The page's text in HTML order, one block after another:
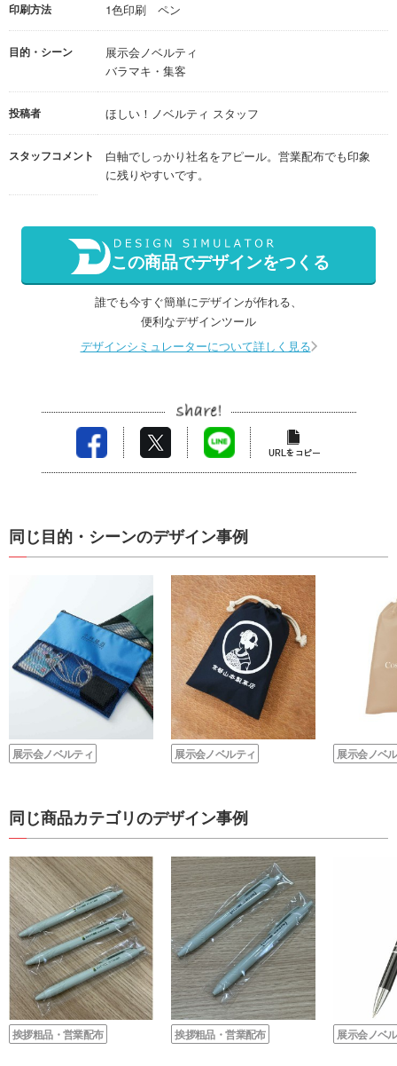
印刷方法 1色印刷 ペン
目的・シーン
展示会ノベルティ
バラマキ・集客
投稿者 ほしい！ノベルティ スタッフ
スタッフコメント
白軸でしっかり社名をアピール。営業配布でも印象
に残りやすいです。
この商品でデザインをつくる
誰でも今すぐ簡単にデザインが作れる、
便利なデザインツール
デザインシミュレーターについて詳しく見る
同じ目的・シーンのデザイン事例
展示会ノベルティ 展示会ノベルティ 展示会ノベ
同じ商品カテゴリのデザイン事例
挨拶粗品・営業配布 挨拶粗品・営業配布 展示会ノベ